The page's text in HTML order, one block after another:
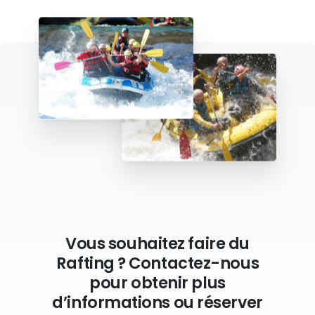
Vous souhaitez faire du
Rafting ? Contactez-nous
pour obtenir plus
d’informations ou réserver